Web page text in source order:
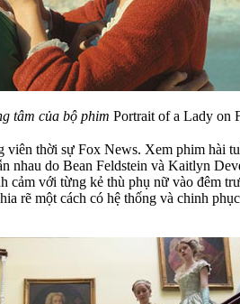
tâm của bộ phim Portrait of a Lady on
viên thời sự Fox News. Xem phim hài
do Bean Feldstein và Kaitlyn
cảm với từng kẻ thù phụ nữ vào đêm
rẽ một cách có hệ thống và chinh